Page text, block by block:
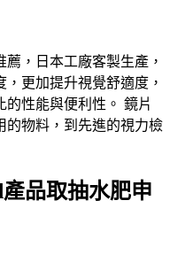
，日本工廠客製生產，
更加提升視覺舒適度，
的性能與便利性。 鏡片
的物料，到先進的視力檢
品取抽水肥申